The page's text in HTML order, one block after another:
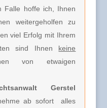
Falle hoffe ich, Ihnen
weitergeholfen zu
viel Erfolg mit Ihrem
sind Ihnen keine
von etwaigen
Gerstel
ab sofort alles